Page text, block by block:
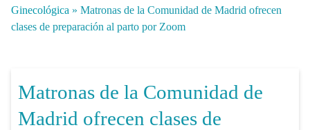
Ginecológica » Matronas de la Comunidad de Madrid ofrecen
clases de preparación al parto por Zoom
Matronas de la Comunidad de
Madrid ofrecen clases de